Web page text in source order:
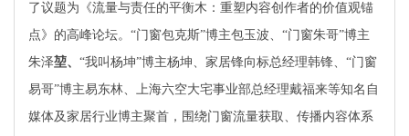
了议题为《流量与责任的平衡木：重塑内容创作者的价值观锚
点》的高峰论坛。 “门窗包克斯”博主包玉波、“门窗朱哥”博主
朱泽堃、 “我叫杨坤”博主杨坤、家居锋向标总经理韩锋、“门窗
易哥”博主易东林、上海六空大宅事业部总经理戴福来等知名自
媒体及家居行业博主聚首，围绕门窗流量获取、传播内容体系